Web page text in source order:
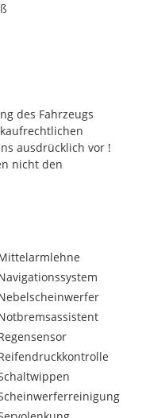
des Fahrzeugs
ausdrücklich vor !
nicht den